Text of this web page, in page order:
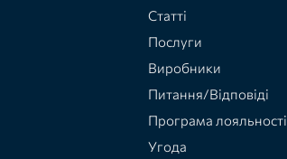
Статті
Послуги
Виробники
Питання/Відповіді
Програма лояльності
Угода